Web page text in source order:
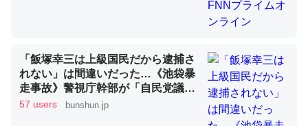
「飯塚幸三は上級国民だから逮捕さ
れない」は間違いだった…《池袋暴
走事故》警視庁幹部が「自民党議
員」に呼び出されても逮捕を見送っ
57 users bunshun.jp